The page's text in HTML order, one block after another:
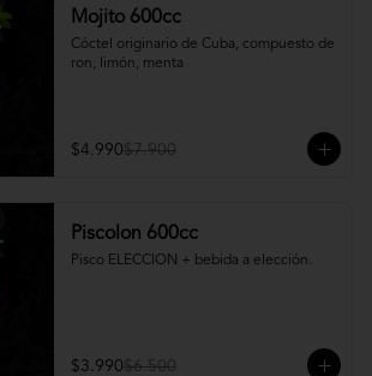
Mojito 600cc
Cóctel originario de Cuba, compuesto de
ron, limón, menta
$4.990$7.900
Piscolon 600cc
Pisco ELECCION + bebida a elección.
$3.990$6.500